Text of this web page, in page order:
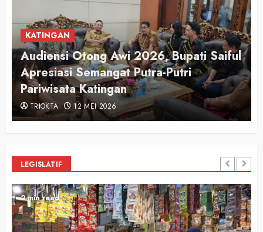
KATINGAN
Audiensi Otong Awi 2026, Bupati Saiful
Apresiasi Semangat Putra-Putri
Pariwisata Katingan
TRIOKTA 12 MEI 2026
LEGISLATIF
2 min read